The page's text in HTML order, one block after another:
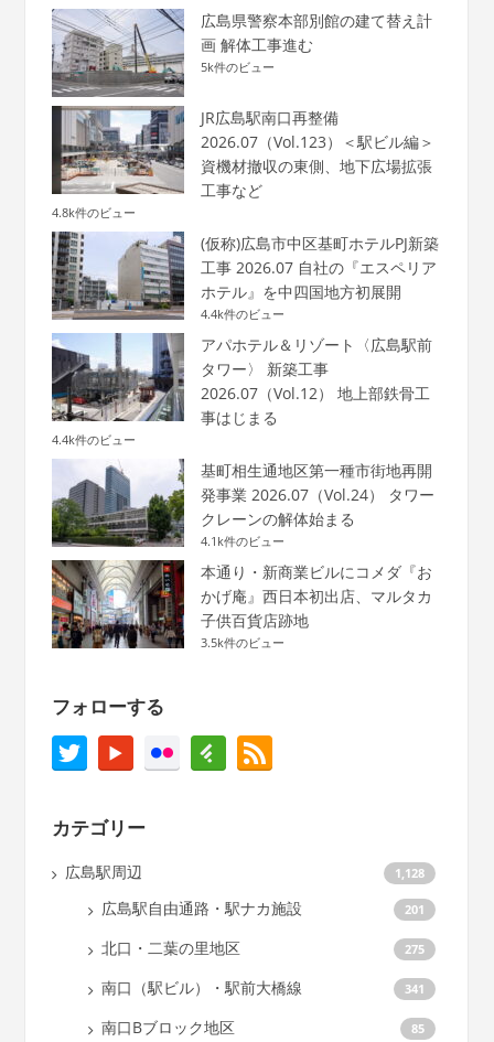
広島県警察本部別館の建て替え計
画 解体工事進む
5k件のビュー
JR広島駅南口再整備
2026.07（Vol.123）＜駅ビル編＞
資機材撤収の東側、地下広場拡張
工事など
4.8k件のビュー
(仮称)広島市中区基町ホテルPJ新築
工事 2026.07 自社の『エスペリア
ホテル』を中四国地方初展開
4.4k件のビュー
アパホテル＆リゾート〈広島駅前
タワー〉 新築工事
2026.07（Vol.12） 地上部鉄骨工
事はじまる
4.4k件のビュー
基町相生通地区第一種市街地再開
発事業 2026.07（Vol.24） タワー
クレーンの解体始まる
4.1k件のビュー
本通り・新商業ビルにコメダ『お
かげ庵』西日本初出店、マルタカ
子供百貨店跡地
3.5k件のビュー
フォローする
カテゴリー
広島駅周辺 1,128
広島駅自由通路・駅ナカ施設 201
北口・二葉の里地区 275
南口（駅ビル）・駅前大橋線 341
南口Bブロック地区 85